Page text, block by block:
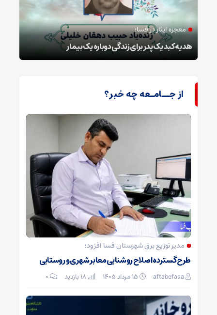
معجزه ایثار در فسا؛
هدیه کبد یک پدر برای زندگی دوباره یک بیمار
از جــامـعه چه خبر؟
مدیر توزیع برق شهرستان فسا افزود؛
طرح گسترده اصلاح روشنایی معابر شهری و روستایی
aftabefasa ۰